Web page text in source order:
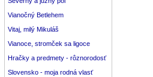
Vianočný Betlehem
Vitaj, milý Mikuláš
Vianoce, stromček sa ligoce
Hračky a predmety - rôznorodosť
Slovensko - moja rodná vlasť